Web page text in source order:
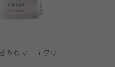
みわマーユクリー